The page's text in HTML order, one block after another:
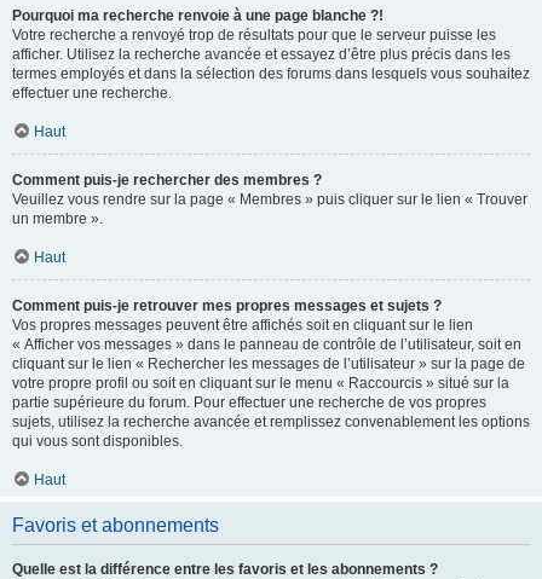
Pourquoi ma recherche renvoie à une page blanche ?!
Votre recherche a renvoyé trop de résultats pour que le serveur puisse les
afficher. Utilisez la recherche avancée et essayez d’être plus précis dans les
termes employés et dans la sélection des forums dans lesquels vous souhaitez
effectuer une recherche.
Haut
Comment puis-je rechercher des membres ?
Veuillez vous rendre sur la page « Membres » puis cliquer sur le lien « Trouver
un membre ».
Haut
Comment puis-je retrouver mes propres messages et sujets ?
Vos propres messages peuvent être affichés soit en cliquant sur le lien
« Afficher vos messages » dans le panneau de contrôle de l’utilisateur, soit en
cliquant sur le lien « Rechercher les messages de l’utilisateur » sur la page de
votre propre profil ou soit en cliquant sur le menu « Raccourcis » situé sur la
partie supérieure du forum. Pour effectuer une recherche de vos propres
sujets, utilisez la recherche avancée et remplissez convenablement les options
qui vous sont disponibles.
Haut
Favoris et abonnements
Quelle est la différence entre les favoris et les abonnements ?